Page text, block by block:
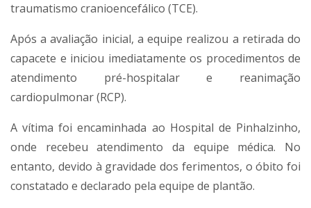
traumatismo cranioencefálico (TCE).
Após a avaliação inicial, a equipe realizou a retirada do
capacete e iniciou imediatamente os procedimentos de
atendimento pré-hospitalar e reanimação
cardiopulmonar (RCP).
A vítima foi encaminhada ao Hospital de Pinhalzinho,
onde recebeu atendimento da equipe médica. No
entanto, devido à gravidade dos ferimentos, o óbito foi
constatado e declarado pela equipe de plantão.